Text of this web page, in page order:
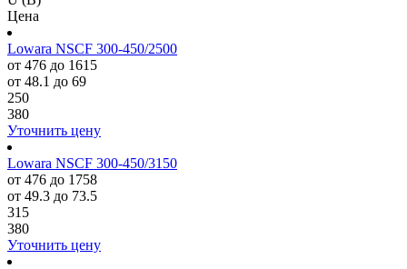
Цена
Lowara NSCF 300-450/2500
от 476 до 1615
от 48.1 до 69
250
380
Уточнить цену
Lowara NSCF 300-450/3150
от 476 до 1758
от 49.3 до 73.5
315
380
Уточнить цену